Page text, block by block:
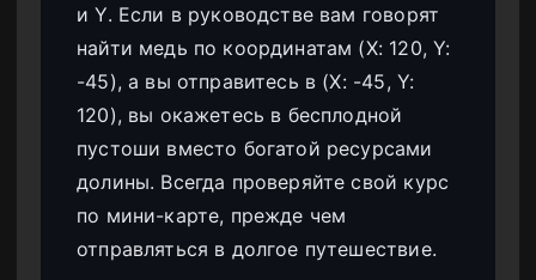
и Y. Если в руководстве вам говорят
найти медь по координатам (X: 120, Y:
-45), а вы отправитесь в (X: -45, Y:
120), вы окажетесь в бесплодной
пустоши вместо богатой ресурсами
долины. Всегда проверяйте свой курс
по мини-карте, прежде чем
отправляться в долгое путешествие.